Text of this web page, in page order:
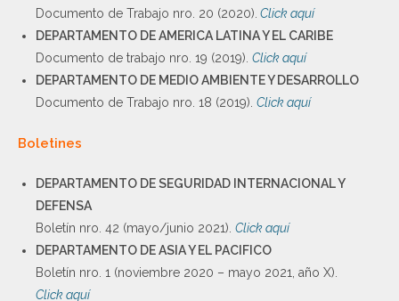
Documento de Trabajo nro. 20 (2020). Click aquí
DEPARTAMENTO DE AMERICA LATINA Y EL CARIBE
Documento de trabajo nro. 19 (2019). Click aquí
DEPARTAMENTO DE MEDIO AMBIENTE Y DESARROLLO
Documento de Trabajo nro. 18 (2019). Click aquí
Boletines
DEPARTAMENTO DE SEGURIDAD INTERNACIONAL Y
DEFENSA
Boletín nro. 42 (mayo/junio 2021). Click aquí
DEPARTAMENTO DE ASIA Y EL PACIFICO
Boletín nro. 1 (noviembre 2020 – mayo 2021, año X).
Click aquí